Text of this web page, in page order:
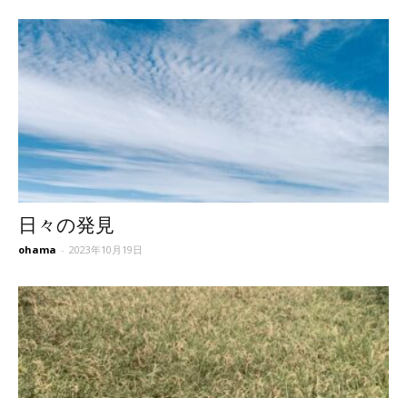
日々の発見
ohama - 2023年10月19日